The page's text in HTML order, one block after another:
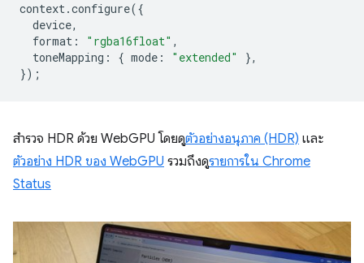
context.configure({
device,
format : "rgba16float" ,
toneMapping : { mode : "extended"
},
});
สำรวจ HDR ด้วย WebGPU โดยดูตัวอย่างอนุภาค (HDR) และ
ตัวอย่าง HDR ของ WebGPU รวมถึงดูรายการใน Chrome
Status